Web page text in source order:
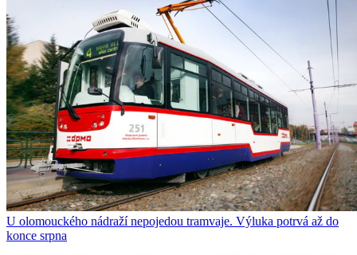
U olomouckého nádraží nepojedou tramvaje. Výluka potrvá až do
konce srpna